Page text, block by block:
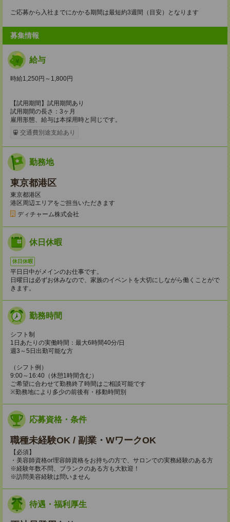
ご応募から入社までにかかる期間は最短約3週間（目安）となります
募集情報
給与
時給1,250円～1,800円
【試用期間】試用期間あり
試用期間の長さ：3ヶ月
雇用形態、給与は本採用時と同じです。
交通費別途支給あり
勤務地
東京都港区
東京都港区
港区周辺エリアをご担当いただきます
ディチャーム株式会社
休日休暇
休日休暇
平日日中がメインのお仕事です。
日曜日は必ずお休みなので、家族のイベントを大切にしながら働くことがで
きます。
勤務時間
シフト制
1日あたりの実働時間：最大6時間40分/日
週3～5日出勤可能な方
（シフト例）
9:00～16:40（休憩1時間含む）
ご希望に合わせて勤務終了時間はご相談可能です
※勤務地により多少の前後有・移動時間別
応募資格・条件
職種未経験OK / 副業・WワークOK
【必須】
・美容師資格or理容師資格をお持ちの方で、サロンでの実務経験のある方
※経験年数不問、ブランクのある方も大歓迎！
※訪問美容経験は問いません
待遇・福利厚生